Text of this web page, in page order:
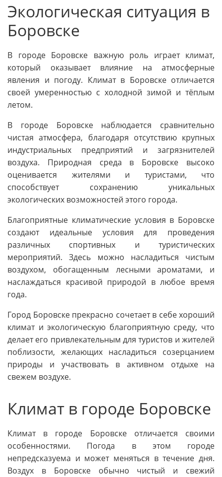
Экологическая ситуация в
Боровске
В городе Боровске важную роль играет климат,
который оказывает влияние на атмосферные
явления и погоду. Климат в Боровске отличается
своей умеренностью с холодной зимой и тёплым
летом.
В городе Боровске наблюдается сравнительно
чистая атмосфера, благодаря отсутствию крупных
индустриальных предприятий и загрязнителей
воздуха. Природная среда в Боровске высоко
оценивается жителями и туристами, что
способствует сохранению уникальных
экологических возможностей этого города.
Благоприятные климатические условия в Боровске
создают идеальные условия для проведения
различных спортивных и туристических
мероприятий. Здесь можно насладиться чистым
воздухом, обогащенным лесными ароматами, и
наслаждаться красивой природой в любое время
года.
Город Боровске прекрасно сочетает в себе хороший
климат и экологическую благоприятную среду, что
делает его привлекательным для туристов и жителей
поблизости, желающих насладиться созерцанием
природы и участвовать в активном отдыхе на
свежем воздухе.
Климат в городе Боровске
Климат в городе Боровске отличается своими
особенностями. Погода в этом городе
непредсказуема и может меняться в течение дня.
Воздух в Боровске обычно чистый и свежий